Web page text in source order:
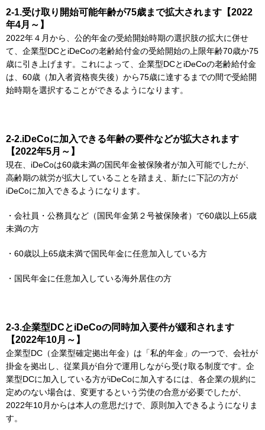
2-1.受け取り開始可能年齢が75歳まで拡大されます【2022
年4月～】
2022年４月から、公的年金の受給開始時期の選択肢の拡大に併せ
て、企業型DCとiDeCoの老齢給付金の受給開始の上限年齢70歳か75
歳に引き上げます。これによって、企業型DCとiDeCoの老齢給付金
は、60歳（加入者資格喪失後）から75歳に達するまでの間で受給開
始時期を選択することができるようになります。
2-2.iDeCoに加入できる年齢の要件などが拡大されます
【2022年5月～】
現在、iDeCoは60歳未満の国民年金被保険者が加入可能でしたが、
高齢期の就労が拡大していることを踏まえ、新たに下記の方が
iDeCoに加入できるようになります。
・会社員・公務員など（国民年金第２号被保険者）で60歳以上65歳
未満の方
・60歳以上65歳未満で国民年金に任意加入している方
・国民年金に任意加入している海外居住の方
2-3.企業型DCとiDeCoの同時加入要件が緩和されます
【2022年10月～】
企業型DC（企業型確定拠出年金）は「私的年金」の一つで、会社が
掛金を拠出し、従業員が自分で運用しながら受け取る制度です。企
業型DCに加入している方がiDeCoに加入するには、各企業の規約に
定めのない場合は、変更するという労使の合意が必要でしたが、
2022年10月からは本人の意思だけで、原則加入できるようになりま
す。